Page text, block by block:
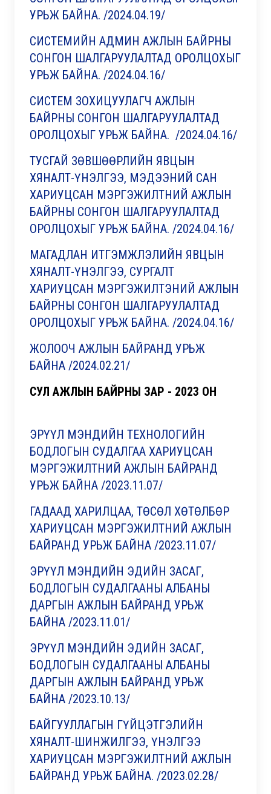
УРЬЖ БАЙНА. /2024.04.19/
СИСТЕМИЙН АДМИН АЖЛЫН БАЙРНЫ
СОНГОН ШАЛГАРУУЛАЛТАД ОРОЛЦОХЫГ
УРЬЖ БАЙНА. /2024.04.16/
СИСТЕМ ЗОХИЦУУЛАГЧ АЖЛЫН
БАЙРНЫ СОНГОН ШАЛГАРУУЛАЛТАД
ОРОЛЦОХЫГ УРЬЖ БАЙНА. /2024.04.16/
ТУСГАЙ ЗӨВШӨӨРЛИЙН ЯВЦЫН
ХЯНАЛТ-ҮНЭЛГЭЭ, МЭДЭЭНИЙ САН
ХАРИУЦСАН МЭРГЭЖИЛТНИЙ АЖЛЫН
БАЙРНЫ СОНГОН ШАЛГАРУУЛАЛТАД
ОРОЛЦОХЫГ УРЬЖ БАЙНА. /2024.04.16/
МАГАДЛАН ИТГЭМЖЛЭЛИЙН ЯВЦЫН
ХЯНАЛТ-ҮНЭЛГЭЭ, СУРГАЛТ
ХАРИУЦСАН МЭРГЭЖИЛТЭНИЙ АЖЛЫН
БАЙРНЫ СОНГОН ШАЛГАРУУЛАЛТАД
ОРОЛЦОХЫГ УРЬЖ БАЙНА. /2024.04.16/
ЖОЛООЧ АЖЛЫН БАЙРАНД УРЬЖ
БАЙНА /2024.02.21/
СУЛ АЖЛЫН БАЙРНЫ ЗАР - 2023 ОН
ЭРҮҮЛ МЭНДИЙН ТЕХНОЛОГИЙН
БОДЛОГЫН СУДАЛГАА ХАРИУЦСАН
МЭРГЭЖИЛТНИЙ АЖЛЫН БАЙРАНД
УРЬЖ БАЙНА /2023.11.07/
ГАДААД ХАРИЛЦАА, ТӨСӨЛ ХӨТӨЛБӨР
ХАРИУЦСАН МЭРГЭЖИЛТНИЙ АЖЛЫН
БАЙРАНД УРЬЖ БАЙНА /2023.11.07/
ЭРҮҮЛ МЭНДИЙН ЭДИЙН ЗАСАГ,
БОДЛОГЫН СУДАЛГААНЫ АЛБАНЫ
ДАРГЫН АЖЛЫН БАЙРАНД УРЬЖ
БАЙНА /2023.11.01/
ЭРҮҮЛ МЭНДИЙН ЭДИЙН ЗАСАГ,
БОДЛОГЫН СУДАЛГААНЫ АЛБАНЫ
ДАРГЫН АЖЛЫН БАЙРАНД УРЬЖ
БАЙНА /2023.10.13/
БАЙГУУЛЛАГЫН ГҮЙЦЭТГЭЛИЙН
ХЯНАЛТ-ШИНЖИЛГЭЭ, ҮНЭЛГЭЭ
ХАРИУЦСАН МЭРГЭЖИЛТНИЙ АЖЛЫН
БАЙРАНД УРЬЖ БАЙНА. /2023.02.28/